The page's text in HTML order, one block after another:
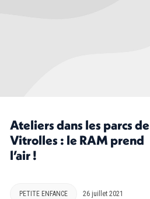
Ateliers dans les parcs de
Vitrolles : le RAM prend
l’air !
PETITE ENFANCE 26 juillet 2021